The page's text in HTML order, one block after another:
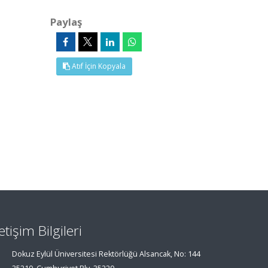
Paylaş
Atıf İçin Kopyala
Bilgileri
Dokuz Eylül Üniversitesi Rektörlüğü Alsancak, No: 144